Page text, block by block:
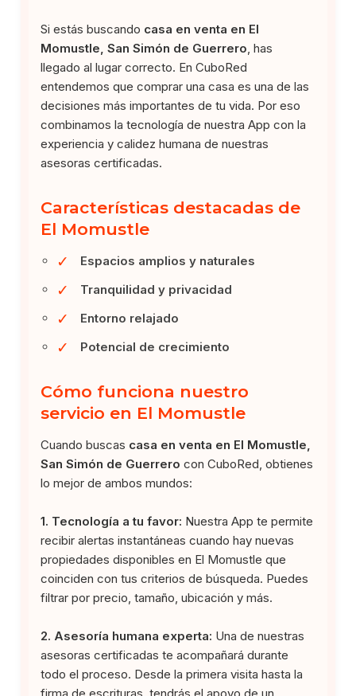
Si estás buscando casa en venta en El
Momustle, San Simón de Guerrero , has
llegado al lugar correcto. En CuboRed
entendemos que comprar una casa es una de las
decisiones más importantes de tu vida. Por eso
combinamos la tecnología de nuestra App con la
experiencia y calidez humana de nuestras
asesoras certificadas.
Características destacadas de
El Momustle
✓ Espacios amplios y naturales
✓ Tranquilidad y privacidad
✓ Entorno relajado
✓ Potencial de crecimiento
Cómo funciona nuestro
servicio en El Momustle
Cuando buscas casa en venta en El Momustle,
San Simón de Guerrero con CuboRed, obtienes
lo mejor de ambos mundos:
1. Tecnología a tu favor: Nuestra App te permite
recibir alertas instantáneas cuando hay nuevas
propiedades disponibles en El Momustle que
coinciden con tus criterios de búsqueda. Puedes
filtrar por precio, tamaño, ubicación y más.
2. Asesoría humana experta: Una de nuestras
asesoras certificadas te acompañará durante
todo el proceso. Desde la primera visita hasta la
firma de escrituras, tendrás el apoyo de un